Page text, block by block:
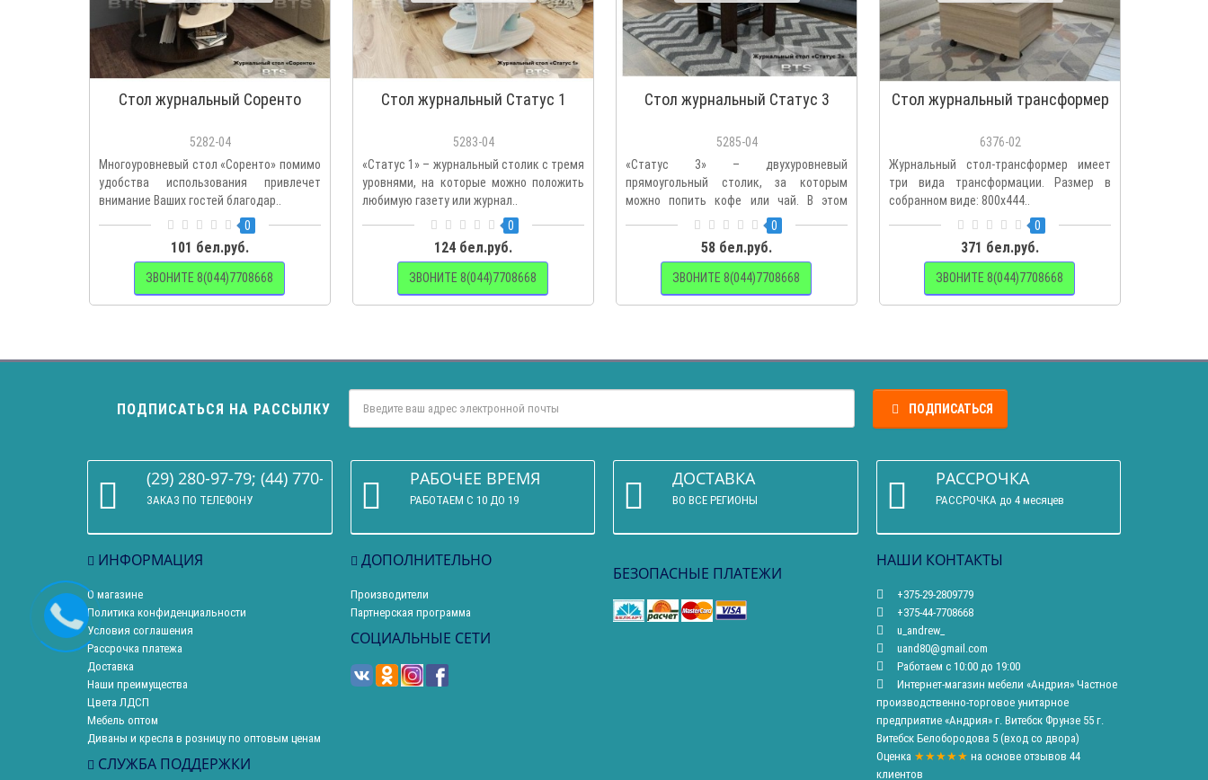
Стол журнальный Соренто
5282-04
Многоуровневый стол «Соренто» помимо
удобства использования привлечет
внимание Ваших гостей благодар..
0
101 бел.руб.
ЗВОНИТЕ 8(044)7708668
Стол журнальный Статус 1
5283-04
«Статус 1» – журнальный столик с тремя
уровнями, на которые можно положить
любимую газету или журнал..
0
124 бел.руб.
ЗВОНИТЕ 8(044)7708668
Стол журнальный Статус 3
5285-04
«Статус 3» – двухуровневый
прямоугольный столик, за которым
можно попить кофе или чай. В этом
0
58 бел.руб.
ЗВОНИТЕ 8(044)7708668
Стол журнальный трансформер
6376-02
Журнальный стол-трансформер имеет
три вида трансформации. Размер в
собранном виде: 800х444..
0
371 бел.руб.
ЗВОНИТЕ 8(044)7708668
ПОДПИСАТЬСЯ НА РАССЫЛКУ ПОДПИСАТЬСЯ
(29) 280-97-79; (44) 770-86-68
ЗАКАЗ ПО ТЕЛЕФОНУ
РАБОЧЕЕ ВРЕМЯ
РАБОТАЕМ С 10 ДО 19
ДОСТАВКА
ВО ВСЕ РЕГИОНЫ
РАССРОЧКА
РАССРОЧКА до 4 месяцев
ИНФОРМАЦИЯ
О магазине
Политика конфиденциальности
Условия соглашения
Рассрочка платежа
Доставка
Наши преимущества
Цвета ЛДСП
Мебель оптом
Диваны и кресла в розницу по оптовым ценам
СЛУЖБА ПОДДЕРЖКИ
ДОПОЛНИТЕЛЬНО
Производители
Партнерская программа
СОЦИАЛЬНЫЕ СЕТИ
БЕЗОПАСНЫЕ ПЛАТЕЖИ
НАШИ КОНТАКТЫ
+375-29-2809779
+375-44-7708668
u_andrew_
uand80@gmail.com
Работаем с 10:00 до 19:00
Интернет-магазин мебели «Андрия» Частное
производственно-торговое унитарное
предприятие «Андрия» г. Витебск Фрунзе 55 г.
Витебск Белобородова 5 (вход со двора)
Оценка ★★★★★ на основе отзывов 44
клиентов